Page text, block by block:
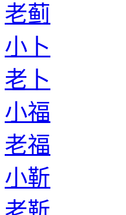
老蓟
小卜
老卜
小福
老福
小靳